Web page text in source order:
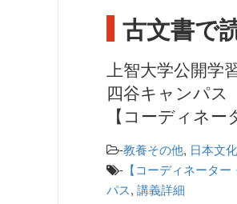
古文書で
上智大学公開学
四谷キャンパス
【コーディネ
-教養その他, 日本文化
- 【コーディネータ
パス, 講義詳細